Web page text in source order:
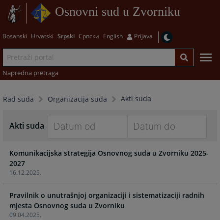
Osnovni sud u Zvorniku
Bosanski Hrvatski Srpski Српски English Prijava
Napredna pretraga
Rad suda Organizacija suda Akti suda
Akti suda
forward
with
the
calendar
forward
with
the
16.12.2025.
Komunikacijska strategija Osnovnog suda u Zvorniku 2025-
2027
09.04.2025.
Pravilnik o unutrašnjoj organizaciji i sistematizaciji radnih
mjesta Osnovnog suda u Zvorniku